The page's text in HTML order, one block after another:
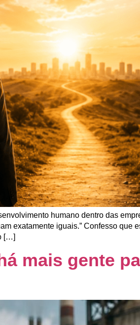
humano dentro das
exatamente iguais.” Confesso que
[…]
mais gente